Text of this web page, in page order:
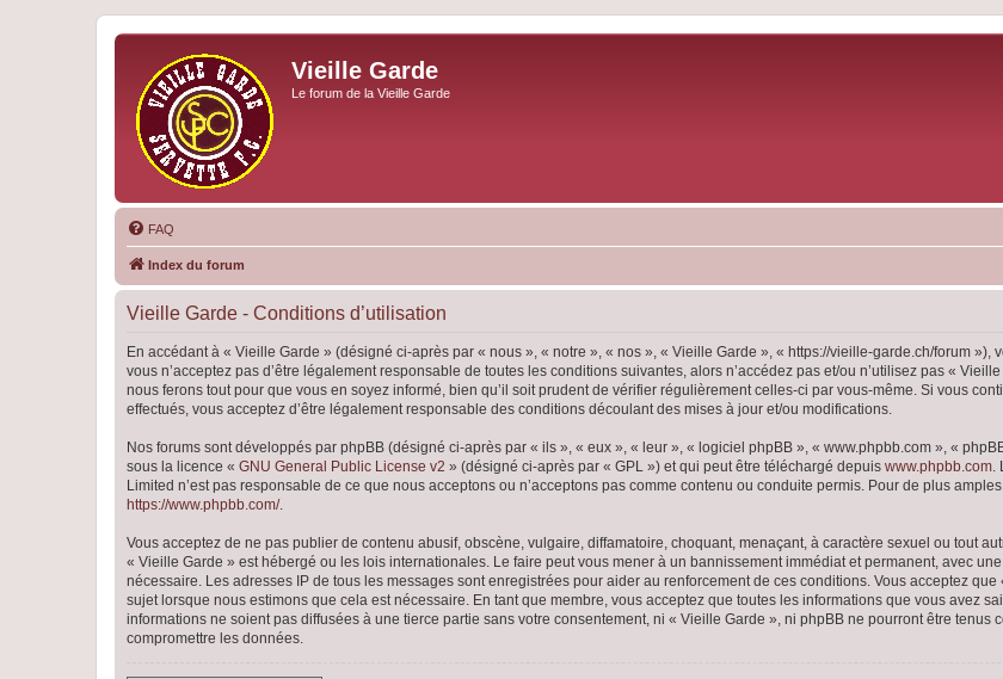
Vieille Garde
Le forum de la Vieille Garde
FAQ
Index du forum
Vieille Garde - Conditions d’utilisation
En accédant à « Vieille Garde » (désigné ci-après par « nous », « notre », « nos », « Vieille Garde », « https://vieille-garde.ch/forum
vous n’acceptez pas d’être légalement responsable de toutes les conditions suivantes, alors n’accédez pas et/ou n’utilisez pas «
nous ferons tout pour que vous en soyez informé, bien qu’il soit prudent de vérifier régulièrement celles-ci par vous-même. Si vous
effectués, vous acceptez d’être légalement responsable des conditions découlant des mises à jour et/ou modifications.
Nos forums sont développés par phpBB (désigné ci-après par « ils », « eux », « leur », « logiciel phpBB », « www.phpbb.com », «
sous la licence « GNU General Public License v2 » (désigné ci-après par « GPL ») et qui peut être téléchargé depuis www.phpbb.com.
Limited n’est pas responsable de ce que nous acceptons ou n’acceptons pas comme contenu ou conduite permis. Pour de plus
https://www.phpbb.com/.
Vous acceptez de ne pas publier de contenu abusif, obscène, vulgaire, diffamatoire, choquant, menaçant, à caractère sexuel ou tout
« Vieille Garde » est hébergé ou les lois internationales. Le faire peut vous mener à un bannissement immédiat et permanent, avec
nécessaire. Les adresses IP de tous les messages sont enregistrées pour aider au renforcement de ces conditions. Vous acceptez
sujet lorsque nous estimons que cela est nécessaire. En tant que membre, vous acceptez que toutes les informations que vous avez
informations ne soient pas diffusées à une tierce partie sans votre consentement, ni « Vieille Garde », ni phpBB ne pourront être
compromettre les données.